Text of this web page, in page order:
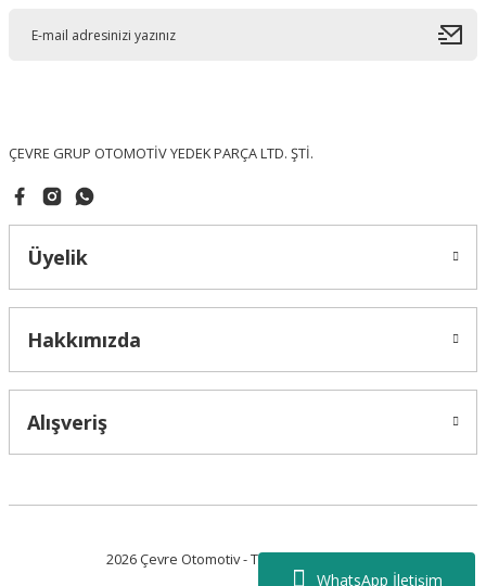
WhatsApp İletişim
ÇEVRE GRUP OTOMOTİV YEDEK PARÇA LTD. ŞTİ.
Üyelik
Hakkımızda
Alışveriş
2026 Çevre Otomotiv - Tüm Hakları Saklıdır.